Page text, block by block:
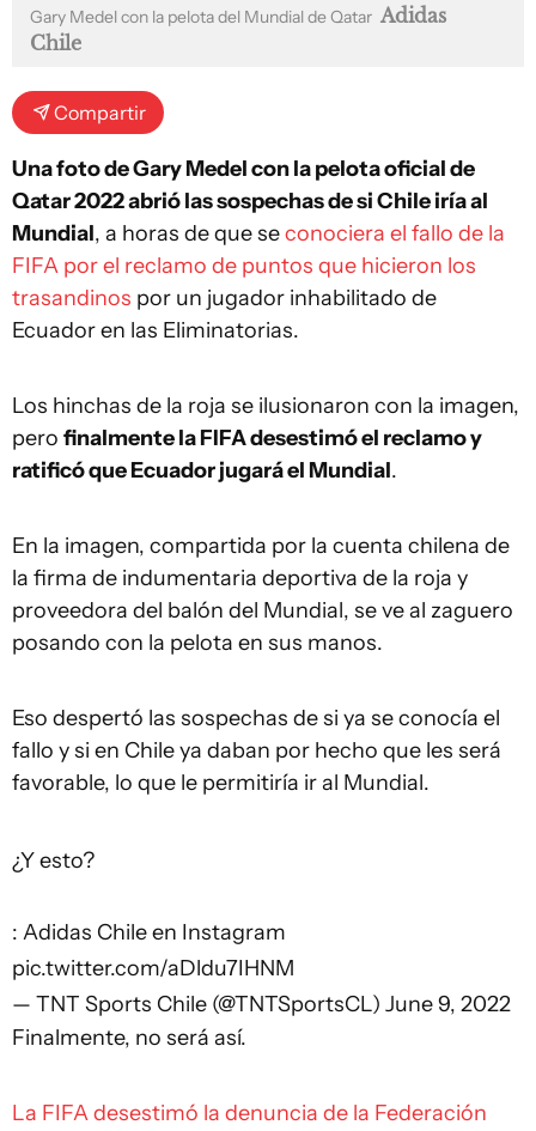
Gary Medel con la pelota del Mundial de Qatar Adidas
Chile
Compartir
Una foto de Gary Medel con la pelota oficial de
Qatar 2022 abrió las sospechas de si Chile iría al
Mundial, a horas de que seconociera el fallo de la
FIFA por el reclamo de puntos que hicieron los
trasandinos por un jugador inhabilitado de
Ecuador en las Eliminatorias.
Los hinchas de la roja se ilusionaron con la imagen,
pero finalmente la FIFA desestimó el reclamo y
ratificó que Ecuador jugará el Mundial.
En la imagen, compartida por la cuenta chilena de
la firma de indumentaria deportiva de la roja y
proveedora del balón del Mundial, se ve al zaguero
posando con la pelota en sus manos.
Eso despertó las sospechas de si ya se conocía el
fallo y si en Chile ya daban por hecho que les será
favorable, lo que le permitiría ir al Mundial.
¿Y esto?
: Adidas Chile en Instagram
pic.twitter.com/aDldu7IHNM
— TNT Sports Chile (@TNTSportsCL) June 9, 2022
Finalmente, no será así.
La FIFA desestimó la denuncia de la Federación